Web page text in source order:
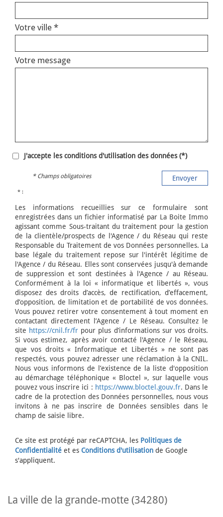
Votre ville *
Votre message
J'accepte les conditions d'utilisation des données (*)
Envoyer
* Champs obligatoires
* :
Les informations recueillies sur ce formulaire sont
enregistrées dans un fichier informatisé par La Boite Immo
agissant comme Sous-traitant du traitement pour la gestion
de la clientèle/prospects de l'Agence / du Réseau qui reste
Responsable du Traitement de vos Données personnelles. La
base légale du traitement repose sur l'intérêt légitime de
l'Agence / du Réseau. Elles sont conservées jusqu'à demande
de suppression et sont destinées à l'Agence / au Réseau.
Conformément à la loi « informatique et libertés », vous
disposez des droits d’accès, de rectification, d’effacement,
d’opposition, de limitation et de portabilité de vos données.
Vous pouvez retirer votre consentement à tout moment en
contactant directement l’Agence / Le Réseau. Consultez le
site https://cnil.fr/fr pour plus d’informations sur vos droits.
Si vous estimez, après avoir contacté l'Agence / le Réseau,
que vos droits « Informatique et Libertés » ne sont pas
respectés, vous pouvez adresser une réclamation à la CNIL.
Nous vous informons de l’existence de la liste d'opposition
au démarchage téléphonique « Bloctel », sur laquelle vous
pouvez vous inscrire ici : https://www.bloctel.gouv.fr. Dans le
cadre de la protection des Données personnelles, nous vous
invitons à ne pas inscrire de Données sensibles dans le
champ de saisie libre.
Ce site est protégé par reCAPTCHA, les Politiques de
Confidentialité et es Conditions d'utilisation de Google
s'appliquent.
la ville de la grande-motte (34280)